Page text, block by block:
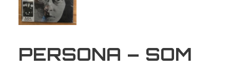
PERSONA – SOM